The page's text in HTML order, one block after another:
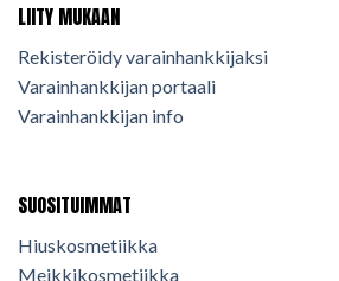
LIITY MUKAAN
Rekisteröidy varainhankkijaksi
Varainhankkijan portaali
Varainhankkijan info
SUOSITUIMMAT
Hiuskosmetiikka
Meikkikosmetiikka